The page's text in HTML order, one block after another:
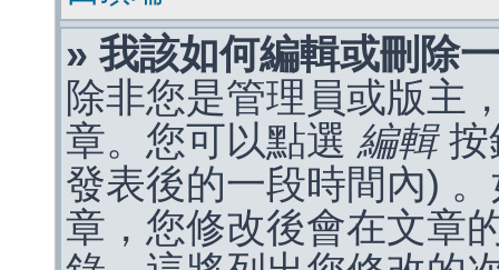
» 我該如何編輯或刪除
除非您是管理員或版主
章。您可以點選 編輯按
發表後的一段時間內)
章，您修改後會在文章